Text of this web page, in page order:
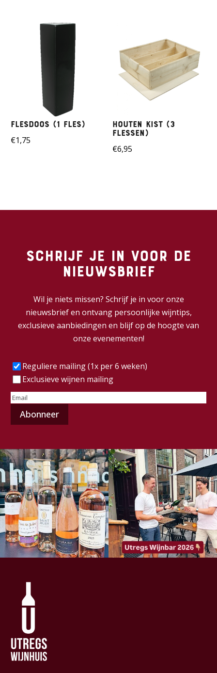
Flesdoos (1 fles)
€1,75
Houten kist (3
flessen)
€6,95
Schrijf je in voor de
nieuwsbrief
Wil je niets missen? Schrijf je in voor onze
nieuwsbrief en ontvang persoonlijke wijntips,
exclusieve aanbiedingen en blijf op de hoogte van
onze evenementen!
Frequentie(Vereist)
Reguliere mailing (1x per 6 weken)
Exclusieve wijnen mailing
E-
mailadres